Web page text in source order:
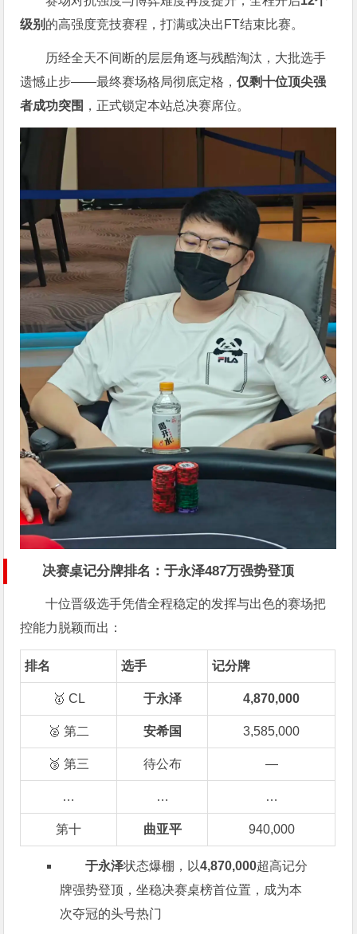
级别 的高强度竞技赛程，打满或决出FT结束比赛。
历经全天不间断的层层角逐与残酷淘汰，大批选手
遗憾止步——最终赛场格局彻底定格，仅剩十位顶尖强
者成功突围 ，正式锁定本站总决赛席位。
决赛桌记分牌排名：于永泽487万强势登顶
十位晋级选手凭借全程稳定的发挥与出色的赛场把
控能力脱颖而出：
排名 选手 记分牌
🥇 CL 于永泽 4,870,000
🥈 第二 安希国 3,585,000
🥉 第三 待公布 —
… … …
第十 曲亚平 940,000
于永泽状态爆棚，以4,870,000超高记分
牌强势登顶，坐稳决赛桌榜首位置，成为本
次夺冠的头号热门